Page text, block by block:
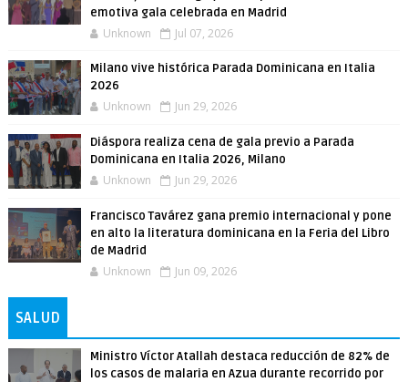
emotiva gala celebrada en Madrid
Unknown Jul 07, 2026
Milano vive histórica Parada Dominicana en Italia
2026
Unknown Jun 29, 2026
Diáspora realiza cena de gala previo a Parada
Dominicana en Italia 2026, Milano
Unknown Jun 29, 2026
Francisco Tavárez gana premio internacional y pone
en alto la literatura dominicana en la Feria del Libro
de Madrid
Unknown Jun 09, 2026
SALUD
Ministro Víctor Atallah destaca reducción de 82% de
los casos de malaria en Azua durante recorrido por